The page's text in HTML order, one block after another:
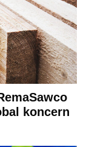
koncern